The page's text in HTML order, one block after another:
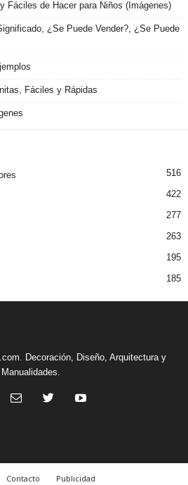
Fáciles de Hacer para Niños (Imágenes)
¿Se Puede Vender?, ¿Se Puede
Fáciles y Rápidas
516
422
277
263
195
185
Decoración, Diseño, Arquitectura y
Manualidades.
Contacto Publicidad